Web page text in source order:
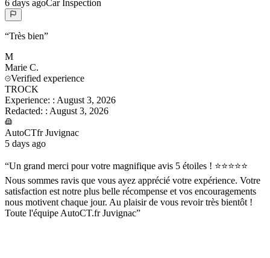
6 days agoCar Inspection
“Très bien”
M
Marie C.
Verified experience
TROCK
Experience: : August 3, 2026
Redacted: : August 3, 2026
AutoCTfr Juvignac
5 days ago
“Un grand merci pour votre magnifique avis 5 étoiles ! ⭐⭐⭐⭐⭐
Nous sommes ravis que vous ayez apprécié votre expérience. Votre
satisfaction est notre plus belle récompense et vos encouragements
nous motivent chaque jour. Au plaisir de vous revoir très bientôt !
Toute l'équipe AutoCT.fr Juvignac”